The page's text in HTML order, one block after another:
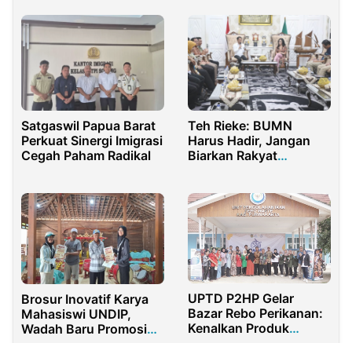
Satgaswil Papua Barat
Perkuat Sinergi Imigrasi
Cegah Paham Radikal
Teh Rieke: BUMN
Harus Hadir, Jangan
Biarkan Rakyat
Brosur Inovatif Karya
Mahasiswi UNDIP,
Wadah Baru Promosi
UPTD P2HP Gelar
Bazar Rebo Perikanan:
Kenalkan Produk